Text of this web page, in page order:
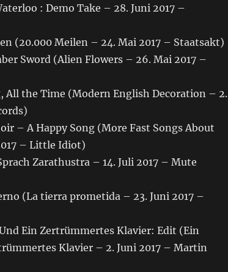
: Demo Take – 28. Juni 2017 –
(20.000 Meilen – 24. Mai 2017 – Staatsakt)
Sword (Alien Flowers – 26. Mai 2017 –
All the Time (Modern English Decoration – 2.
– A Happy Song (More Fast Songs About
– Little Idiot)
Zarathustra – 14. Juli 2017 – Mute
(La tierra prometida – 23. Juni 2017 –
Ein Zertrümmertes Klavier: Edit (Ein
Klavier – 2. Juni 2017 – Martin